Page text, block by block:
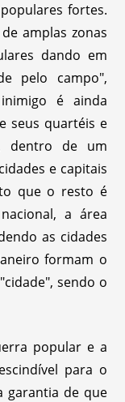
fortes.
amplas zonas
dando em
pelo campo",
é ainda
seus quartéis e
dentro de um
e capitais
que o resto é
a área
as cidades
formam o
sendo o
popular e a
para o
garantia de que